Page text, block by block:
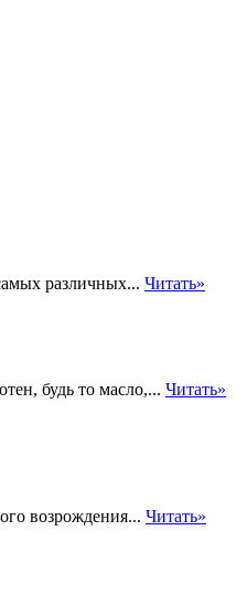
различных... Читать»
будь то масло,... Читать»
возрождения... Читать»